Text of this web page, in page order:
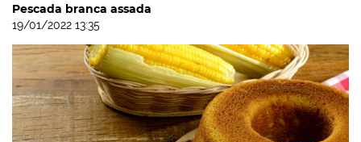
Pescada branca assada
19/01/2022 13:35